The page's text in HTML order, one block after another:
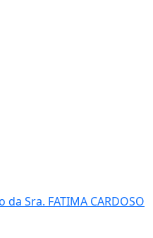
Sra. FATIMA CARDOSO